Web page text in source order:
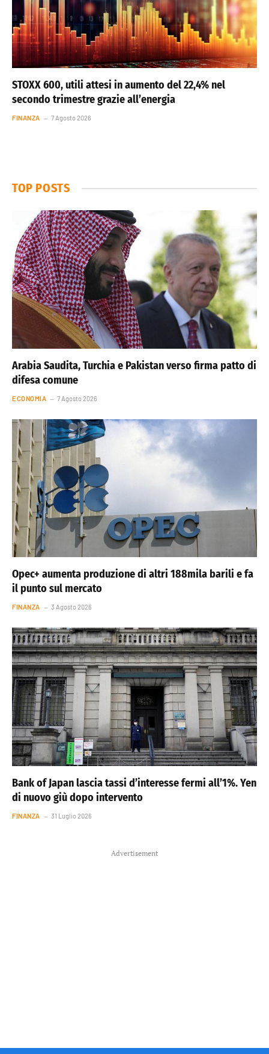
STOXX 600, utili attesi in aumento del 22,4% nel
secondo trimestre grazie all’energia
FINANZA 7 Agosto 2026
TOP POSTS
Arabia Saudita, Turchia e Pakistan verso firma patto di
difesa comune
ECONOMIA 7 Agosto 2026
Opec+ aumenta produzione di altri 188mila barili e fa
il punto sul mercato
FINANZA 3 Agosto 2026
Bank of Japan lascia tassi d’interesse fermi all’1%. Yen
di nuovo giù dopo intervento
FINANZA 31 Luglio 2026
Advertisement